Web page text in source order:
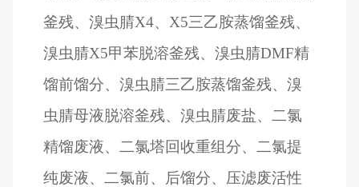
釜残、溴虫腈X4、X5三乙胺蒸馏釜残、
溴虫腈X5甲苯脱溶釜残、溴虫腈DMF精
馏前馏分、溴虫腈三乙胺蒸馏釜残、溴
虫腈母液脱溶釜残、溴虫腈废盐、二氯
精馏废液、二氯塔回收重组分、二氯提
纯废液、二氯前、后馏分、压滤废活性